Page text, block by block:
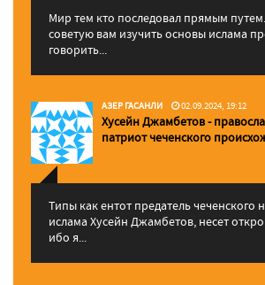
Мир тем кто последовал прямым
советую вам изучить основы ислама
говорить...
АЗЕР ГАСАНЛИ 02.09.2024, 19:12
Хусейн Джамбетов -
патриот чеченского
Типы как ентот предатель чеченского
ислама Хусейн Джамбетов, несет
ибо я...